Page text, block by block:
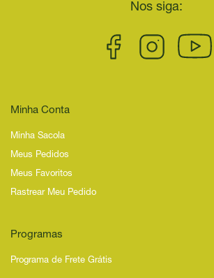
Nos siga:
Minha Conta
Minha Sacola
Meus Pedidos
Meus Favoritos
Rastrear Meu Pedido
Programas
Programa de Frete Grátis